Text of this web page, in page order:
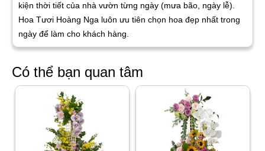
kiện thời tiết của nhà vườn từng ngày (mưa bão, ngày lễ).
Hoa Tươi Hoàng Nga luôn ưu tiên chọn hoa đẹp nhất trong
ngày để làm cho khách hàng.
Có thể bạn quan tâm